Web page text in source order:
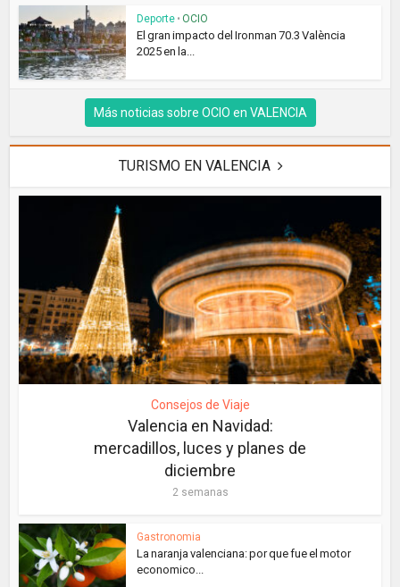
Deporte • OCIO
El gran impacto del Ironman 70.3 València
2025 en la...
Más noticias sobre OCIO en VALENCIA
TURISMO EN VALENCIA
Consejos de Viaje
Valencia en Navidad:
mercadillos, luces y planes de
diciembre
2 semanas
Gastronomia
La naranja valenciana: por que fue el motor
economico...